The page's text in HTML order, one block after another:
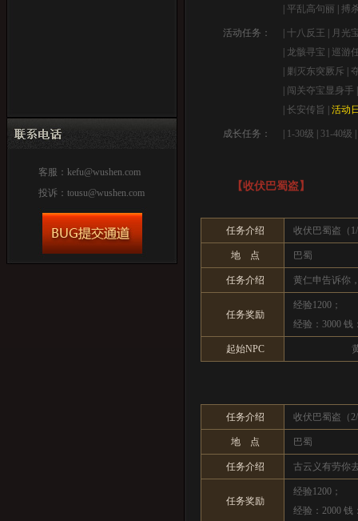
客服： kefu@wushen.com
投诉： tousu@wushen.com
|平乱高句丽 |搏
活动任务： |十八反王
月光
龙骸寻宝
巡游
剿灭东突厥斥
闯关夺宝显身手
|长安传旨 |活动
成长任务： 1-30级 31-40级
【收伏巴蜀盗】
任务介绍 收伏巴蜀盗（
地 点 巴蜀
任务介绍 黄仁申告诉你
任务奖励
经验1200；
经验：3000 钱
起始NPC
任务介绍 收伏巴蜀盗（
地 点 巴蜀
任务介绍 古云义有劳你
任务奖励
经验1200；
经验：2000 钱